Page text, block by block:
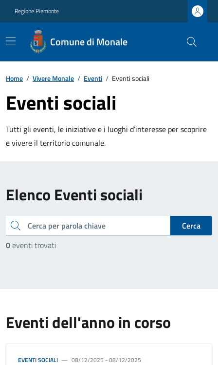
Regione Piemonte
Comune di Monale
Home / Vivere Monale / Eventi / Eventi sociali
Eventi sociali
Tutti gli eventi, le iniziative e i luoghi d’interesse per scoprire
e vivere il territorio comunale.
Elenco Eventi sociali
cerca
Cerca
0eventi trovati
Eventi dell'anno in corso
EVENTI SOCIALI 08/12/2025 - 08/12/2025